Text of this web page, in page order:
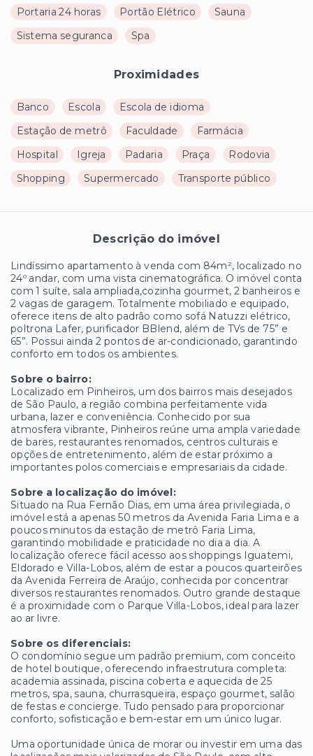
Portaria 24 horas
Portão Elétrico
Sauna
Sistema seguranca
Spa
Proximidades
Banco Escola
Escola de idioma
Estação de metrô
Faculdade
Farmácia
Hospital
Igreja Padaria Praça
Rodovia
Shopping
Supermercado Transporte público
Descrição do imóvel
Lindíssimo apartamento à venda com 84m², localizado no
24º andar, com uma vista cinematográfica. O imóvel conta
com 1 suíte, sala ampliada,cozinha gourmet, 2 banheiros e
2 vagas de garagem. Totalmente mobiliado e equipado,
oferece itens de alto padrão como sofá Natuzzi elétrico,
poltrona Lafer, purificador BBlend, além de TVs de 75” e
65”. Possui ainda 2 pontos de ar-condicionado, garantindo
conforto em todos os ambientes.
Sobre o bairro:
Localizado em Pinheiros, um dos bairros mais desejados
de São Paulo, a região combina perfeitamente vida
urbana, lazer e conveniência. Conhecido por sua
atmosfera vibrante, Pinheiros reúne uma ampla variedade
de bares, restaurantes renomados, centros culturais e
opções de entretenimento, além de estar próximo a
importantes polos comerciais e empresariais da cidade.
Sobre a localização do imóvel:
Situado na Rua Fernão Dias, em uma área privilegiada, o
imóvel está a apenas 50 metros da Avenida Faria Lima e a
poucos minutos da estação de metrô Faria Lima,
garantindo mobilidade e praticidade no dia a dia. A
localização oferece fácil acesso aos shoppings Iguatemi,
Eldorado e Villa-Lobos, além de estar a poucos quarteirões
da Avenida Ferreira de Araújo, conhecida por concentrar
diversos restaurantes renomados. Outro grande destaque
é a proximidade com o Parque Villa-Lobos, ideal para lazer
ao ar livre.
Sobre os diferenciais:
O condomínio segue um padrão premium, com conceito
de hotel boutique, oferecendo infraestrutura completa:
academia assinada, piscina coberta e aquecida de 25
metros, spa, sauna, churrasqueira, espaço gourmet, salão
de festas e concierge. Tudo pensado para proporcionar
conforto, sofisticação e bem-estar em um único lugar.
Uma oportunidade única de morar ou investir em uma das